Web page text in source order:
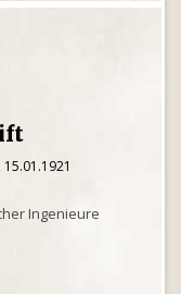
Ingenieure